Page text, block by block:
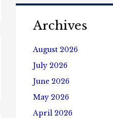
Archives
August 2026
July 2026
June 2026
May 2026
April 2026